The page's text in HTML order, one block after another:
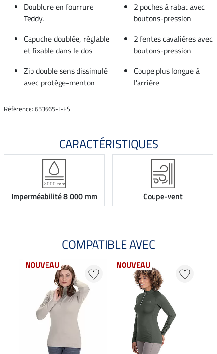
Doublure en fourrure
Teddy.
2 poches à rabat avec
boutons-pression
Capuche doublée, réglable
et fixable dans le dos
2 fentes cavalières avec
boutons-pression
Zip double sens dissimulé
avec protège-menton
Coupe plus longue à
l'arrière
Référence: 653665-L-FS
CARACTÉRISTIQUES
Imperméabilité 8 000 mm Coupe-vent
COMPATIBLE AVEC
NOUVEAU NOUVEAU